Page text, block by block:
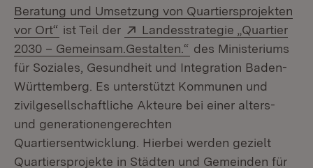
Beratung und Umsetzung von Quartiersprojekten
vor Ort“ (Öffnet in neuem Fenster)
ist Teil der Extern:
Landesstrategie „Quartier
2030 – Gemeinsam.Gestalten.“ (Öffnet in neuem
des Ministeriums
für Soziales, Gesundheit und Integration Baden-
Württemberg. Es unterstützt Kommunen und
zivilgesellschaftliche Akteure bei einer alters-
und generationengerechten
Quartiersentwicklung. Hierbei werden gezielt
Quartiersprojekte in Städten und Gemeinden für